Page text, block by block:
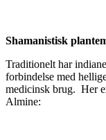
Shamanistisk
Traditionelt har
forbindelse med
medicinsk brug. Her
Almine: